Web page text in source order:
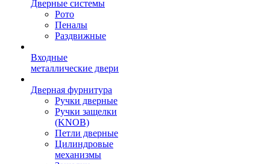
Дверные системы
Рото
Пеналы
Раздвижные
Входные
металлические двери
Дверная фурнитура
Ручки дверные
Ручки защелки
(KNOB)
Петли дверные
Цилиндровые
механизмы